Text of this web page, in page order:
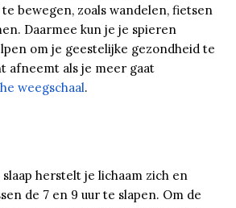
bewegen, zoals wandelen, fietsen
Daarmee kun je je spieren
om je geestelijke gezondheid te
afneemt als je meer gaat
weegschaal.
herstelt je lichaam zich en
de 7 en 9 uur te slapen. Om de